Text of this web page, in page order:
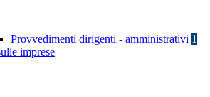
Provvedimenti dirigenti - amministrativi 1
imprese